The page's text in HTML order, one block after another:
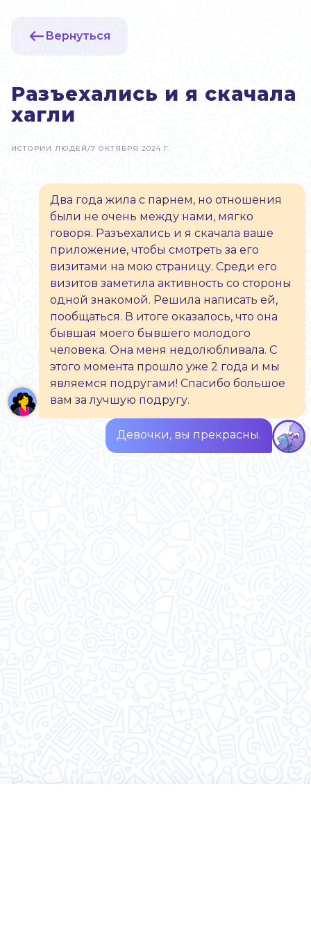
Вернуться
Разъехались и я скачала
хагли
ИСТОРИИ ЛЮДЕЙ/7 ОКТЯБРЯ 2024 Г.
Два года жила с парнем, но отношения
были не очень между нами, мягко
говоря. Разъехались и я скачала ваше
приложение, чтобы смотреть за его
визитами на мою страницу. Среди его
визитов заметила активность со стороны
одной знакомой. Решила написать ей,
пообщаться. В итоге оказалось, что она
бывшая моего бывшего молодого
человека. Она меня недолюбливала. С
этого момента прошло уже 2 года и мы
являемся подругами! Спасибо большое
вам за лучшую подругу.
Девочки, вы прекрасны.